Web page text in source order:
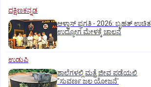
ದಕ್ಷಿಣಕನ್ನಡ
ಆಳ್ವಾಸ್‌ ಪ್ರಗತಿ - 2026: ಬೃಹತ್ ಉಚಿತ
ಉದ್ಯೋಗ ಮೇಳಕ್ಕೆ ಚಾಲನೆ
ಉಡುಪಿ
ಶಾಲೆಗಳಲ್ಲಿ ಮತ್ತೆ ಜೀವ ಪಡೆಯಲಿ
"ಸುವರ್ಣ ಜಲ ಯೋಜನೆ'